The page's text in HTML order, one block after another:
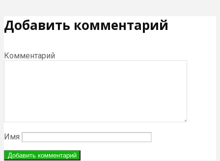
Добавить комментарий
Комментарий
Имя